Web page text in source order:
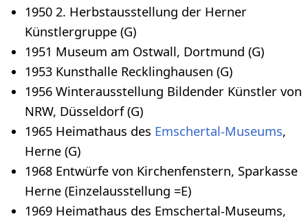
1950 2. Herbstausstellung der Herner
Künstlergruppe (G)
1951 Museum am Ostwall, Dortmund (G)
1953 Kunsthalle Recklinghausen (G)
1956 Winterausstellung Bildender Künstler von
NRW, Düsseldorf (G)
1965 Heimathaus des Emschertal-Museums,
Herne (G)
1968 Entwürfe von Kirchenfenstern, Sparkasse
Herne (Einzelausstellung =E)
1969 Heimathaus des Emschertal-Museums,